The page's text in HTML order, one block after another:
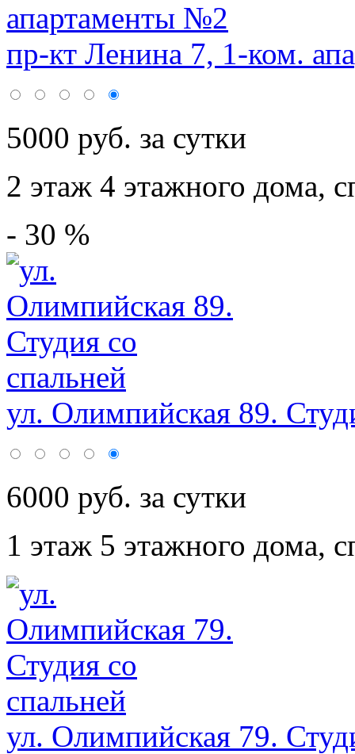
пр-кт Ленина 7, 1-ком.
5000 руб. за сутки
2 этаж 4 этажного дома,
- 30 %
ул. Олимпийская 89.
6000 руб. за сутки
1 этаж 5 этажного дома,
ул. Олимпийская 79.